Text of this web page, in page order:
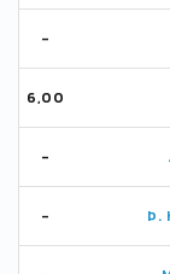
-
6,00
-
- Þ.